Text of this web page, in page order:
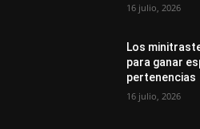
16 julio, 2026
Los
para ganar
pertenencias
16 julio, 2026